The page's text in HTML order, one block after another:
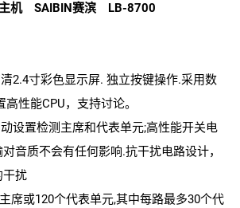
机 SAIBIN赛滨 LB-8700
2.4寸彩色显示屏. 独立按键操作.采用数
性能CPU，支持讨论。
设置检测主席和代表单元;高性能开关电
音质不会有任何影响.抗干扰电路设计，
干扰
席或120个代表单元,其中每路最多30个代